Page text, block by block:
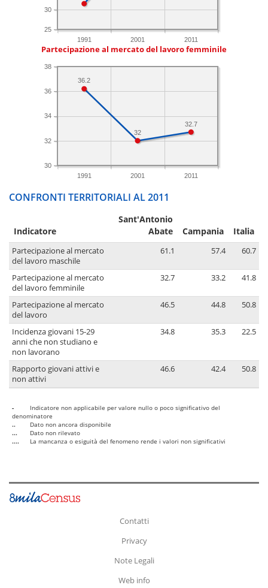
1991 2001 2011
25
30
Partecipazione al mercato del lavoro femminile
1991 2001 2011
30
32
34
36
38
32.7
32
36.2
CONFRONTI TERRITORIALI AL 2011
Indicatore
Sant'Antonio
Abate
Campania Italia
Partecipazione al mercato
del lavoro maschile
61.1 57.4 60.7
Partecipazione al mercato
del lavoro femminile
32.7 33.2 41.8
Partecipazione al mercato
del lavoro
46.5 44.8 50.8
Incidenza giovani 15-29
anni che non studiano e
non lavorano
34.8 35.3 22.5
Rapporto giovani attivi e
non attivi
46.6 42.4 50.8
-
Indicatore non applicabile per valore nullo o poco significativo del
denominatore
..
Dato non ancora disponibile
...
Dato non rilevato
....
La mancanza o esiguità del fenomeno rende i valori non significativi
Contatti
Privacy
Note Legali
Web info